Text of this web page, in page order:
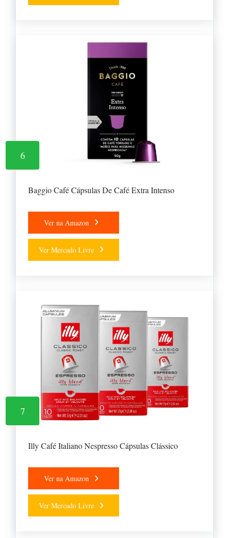
6
Baggio Café Cápsulas De Café Extra Intenso
Ver na Amazon
Ver Mercado Livre
7
Illy Café Italiano Nespresso Cápsulas Clássico
Ver na Amazon
Ver Mercado Livre